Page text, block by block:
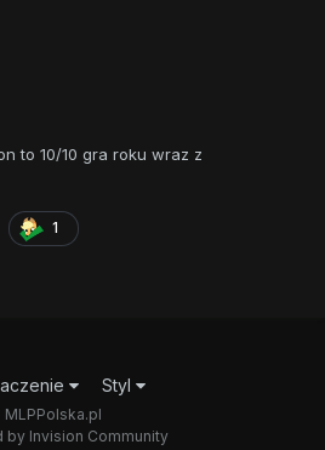
to 10/10 gra roku wraz z
1
Styl
MLPPolska.pl
by Invision Community